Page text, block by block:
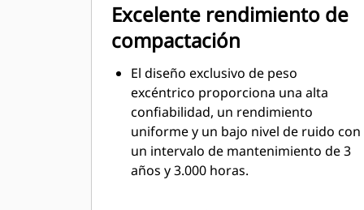
Excelente rendimiento de
compactación
El diseño exclusivo de peso
excéntrico proporciona una alta
confiabilidad, un rendimiento
uniforme y un bajo nivel de ruido con
un intervalo de mantenimiento de 3
años y 3.000 horas.